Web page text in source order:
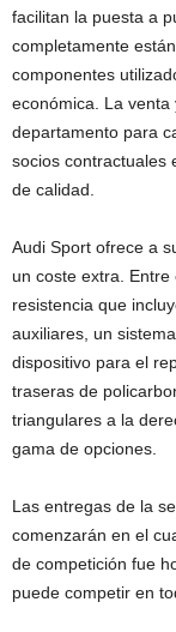
facilitan la puesta a
completamente
componentes
económica. La
departamento para
socios contractuales
de calidad.
Audi Sport ofrece a
un coste extra.
resistencia que
auxiliares, un
dispositivo para el
traseras de
triangulares a la
gama de opciones.
Las entregas de la
comenzarán en el
de competición fue
puede competir en